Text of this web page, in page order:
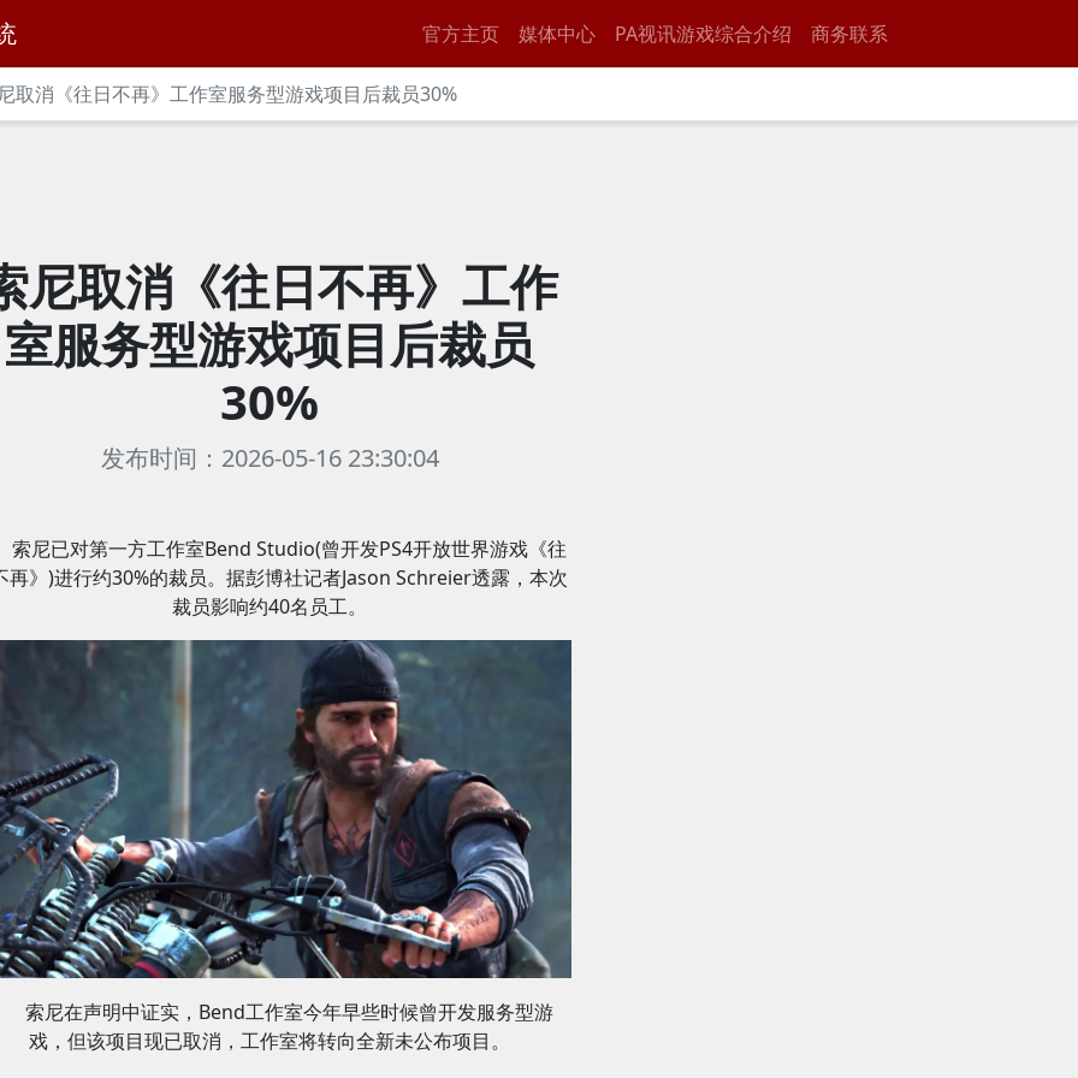
官方主页 媒体中心 PA视讯游戏综合介绍 商务联系
取消《往日不再》工作室服务型游戏项目后裁员30%
尼取消《往日不再》工作
室服务型游戏项目后裁员
30%
发布时间：2026-05-16 23:30:04
索尼已对第一方工作室Bend Studio(曾开发PS4开放世界游戏《往
再》)进行约30%的裁员。据彭博社记者Jason Schreier透露，本次
裁员影响约40名员工。
索尼在声明中证实，Bend工作室今年早些时候曾开发服务型游
戏，但该项目现已取消，工作室将转向全新未公布项目。